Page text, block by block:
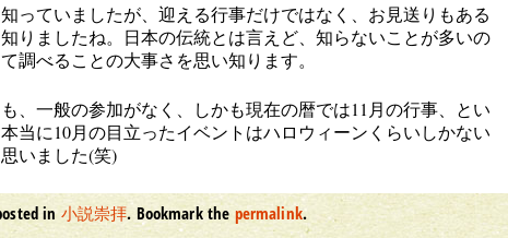
っていましたが、迎える行事だけではなく、お見送りもある
りましたね。日本の伝統とは言えど、知らないことが多いの
調べることの大事さを思い知ります。
、一般の参加がなく、しかも現在の暦では11月の行事、とい
当に10月の目立ったイベントはハロウィーンくらいしかない
いました(笑)
in小説崇拝. Bookmark the permalink.